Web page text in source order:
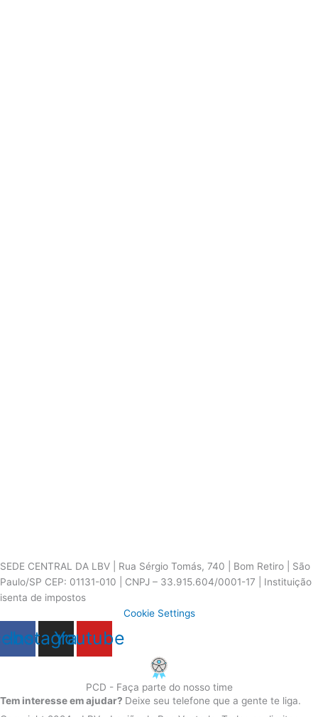
SEDE CENTRAL DA LBV | Rua Sérgio Tomás, 740 | Bom Retiro | São
Paulo/SP CEP: 01131-010 | CNPJ – 33.915.604/0001-17 | Instituição
isenta de impostos
Cookie Settings
Instagram
Youtube
PCD - Faça parte do nosso time
Tem interesse em ajudar? Deixe seu telefone que a gente te liga.